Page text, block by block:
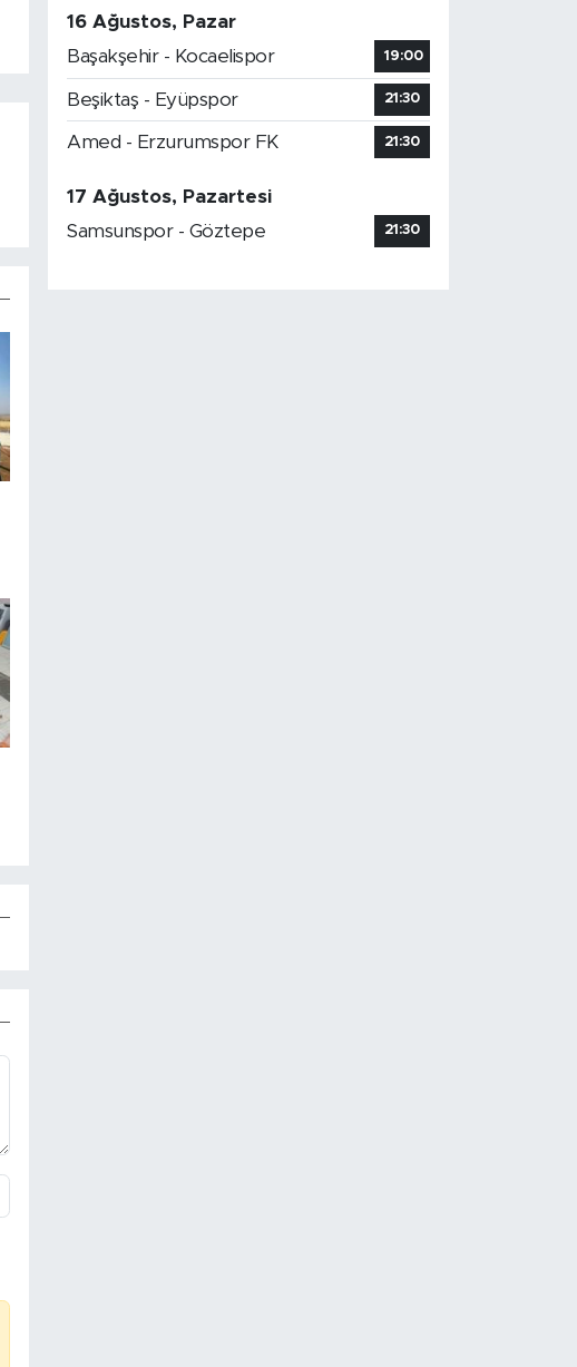
16 Ağustos, Pazar
Başakşehir - Kocaelispor
19:00
Beşiktaş - Eyüpspor 21:30
Amed - Erzurumspor FK 21:30
17 Ağustos, Pazartesi
Samsunspor - Göztepe
21:30